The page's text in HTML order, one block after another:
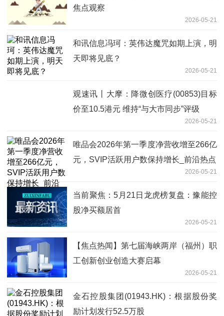
焦点观察
2026-05-21
和讯信息冯珂：英伟达魔咒如期上演，明
天即将见底？
2026-05-21
观速讯丨大摩：降微创医疗(00853)目标
价至10.5港元 维持“与大市同步”评级
2026-05-21
唯品会2026年第一季度净营收增至266亿
元，SVIP活跃用户数保持增长_前沿热点
2026-05-21
当前聚焦：5月21日龙虎榜复盘：豫能控
股净买额居首
2026-05-21
【焦点热闻】第七届海峡两岸（福州）职
工创新创业创造大赛启幕
2026-05-21
金石控股集团(01943.HK)：根据股份奖
励计划发行52.5万股